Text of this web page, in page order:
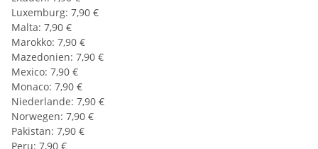
Luxemburg: 7,90 €
Malta: 7,90 €
Marokko: 7,90 €
Mazedonien: 7,90 €
Mexico: 7,90 €
Monaco: 7,90 €
Niederlande: 7,90 €
Norwegen: 7,90 €
Pakistan: 7,90 €
Peru: 7,90 €